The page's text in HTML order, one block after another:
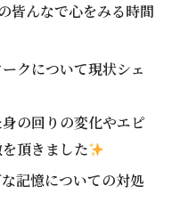
皆んなで心をみる時間
クについて現状シェ
の回りの変化やエピ
頂きました
記憶についての対処